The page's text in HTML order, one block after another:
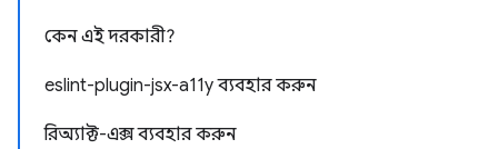
কেন এই দরকারী?
eslint-plugin-jsx-a11y ব্যবহার করুন
রিঅ্যাক্ট-এক্স ব্যবহার করুন